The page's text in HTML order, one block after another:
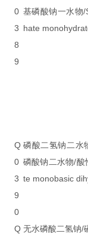
0
3
8
9
基磷酸钠一水物
hate
Q
0
3
9
0
磷酸二氢钠二水
磷酸钠二水物/酸
te monobasic
Q 无水磷酸二氢钠/